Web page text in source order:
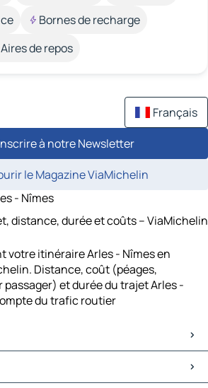
Bornes de recharge
Aires de repos
Français
à notre Newsletter
le Magazine ViaMichelin
- Nîmes
distance, durée et coûts – ViaMichelin
votre itinéraire Arles - Nîmes en
Distance, coût (péages,
et durée du trajet Arles -
du trafic routier